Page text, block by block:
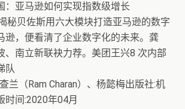
：亚马逊如何实现指数级增长
秘贝佐斯用六大模块打造亚马逊的数字
逊，便看清了企业数字化的未来。龚
、南立新联袂力荐。美团王兴8 次内部
队
兰（Ram Charan）、杨懿梅出版社:机
时间:2020年04月